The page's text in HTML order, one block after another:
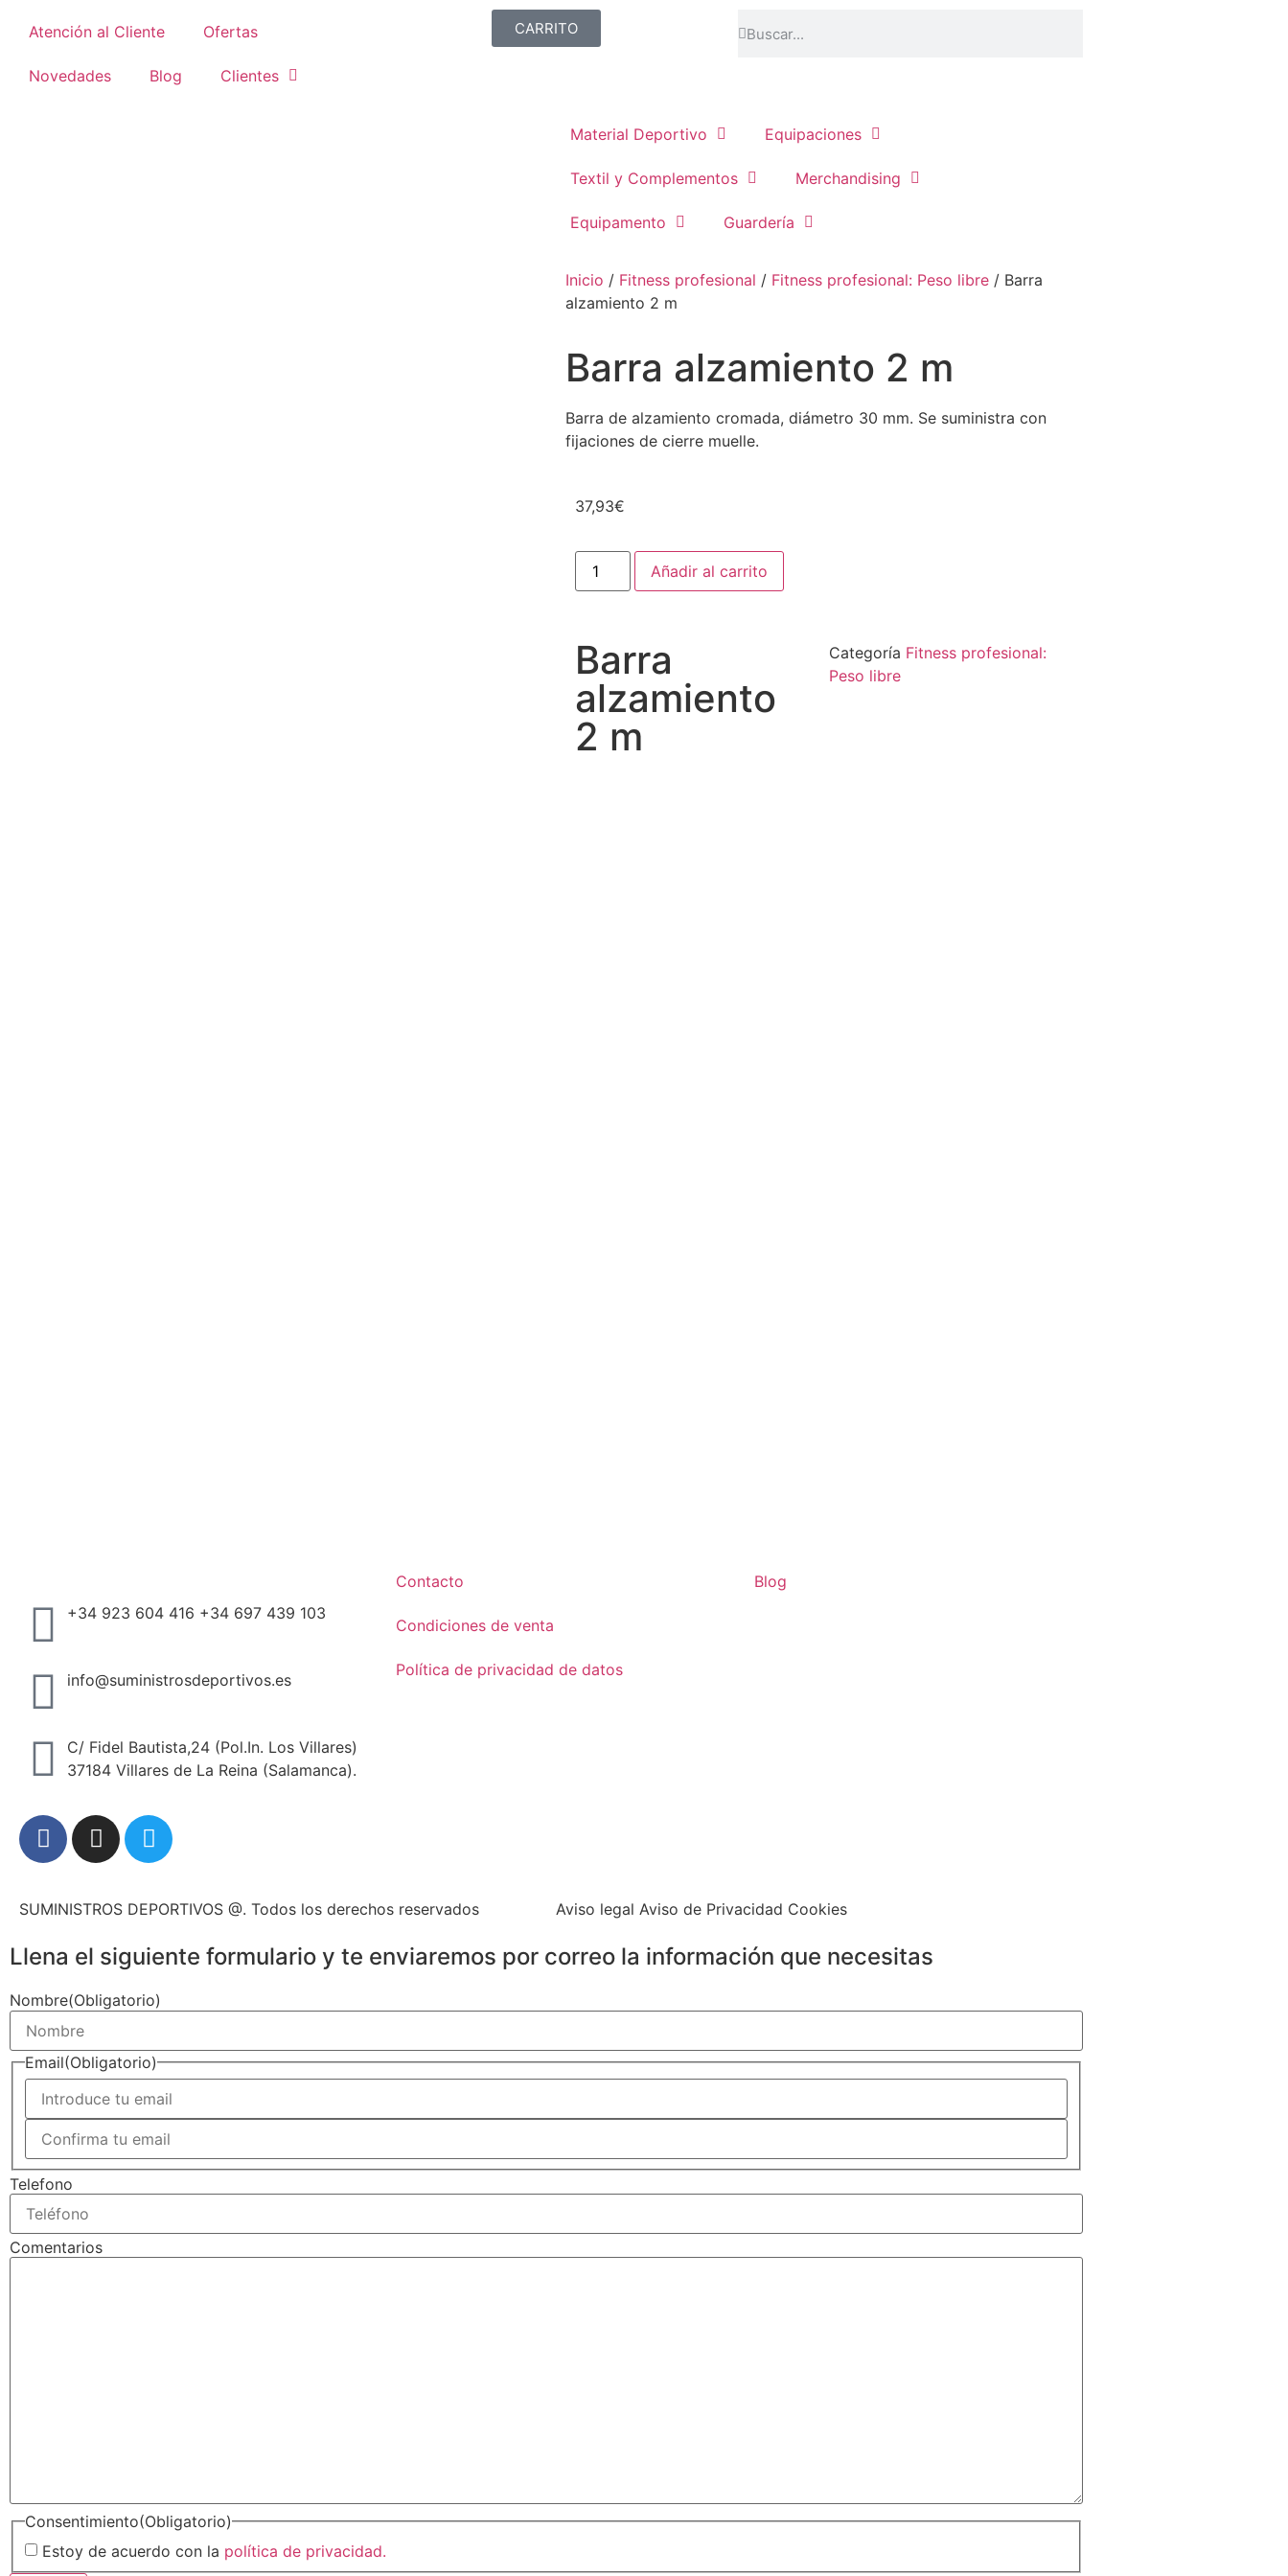
Atención al Cliente Ofertas
Novedades Blog Clientes
CARRITO
Material Deportivo Equipaciones
Textil y Complementos Merchandising
Equipamento Guardería
Inicio / Fitness profesional / Fitness profesional: Peso libre / Barra
alzamiento 2 m
Barra alzamiento 2 m
Barra de alzamiento cromada, diámetro 30 mm. Se suministra con
fijaciones de cierre muelle.
37,93€
Añadir al carrito
Barra
alzamiento
2 m
Categoría Fitness profesional:
Peso libre
+34 923 604 416 +34 697 439 103
info@suministrosdeportivos.es
C/ Fidel Bautista,24 (Pol.In. Los Villares)
37184 Villares de La Reina (Salamanca).
Contacto
Condiciones de venta
Política de privacidad de datos
Blog
SUMINISTROS DEPORTIVOS @. Todos los derechos reservados Aviso legal Aviso de Privacidad Cookies
Llena el siguiente formulario y te enviaremos por correo la información que necesitas
Nombre(Obligatorio)
Email(Obligatorio)
Telefono
Comentarios
Consentimiento(Obligatorio)
Estoy de acuerdo con la política de privacidad.